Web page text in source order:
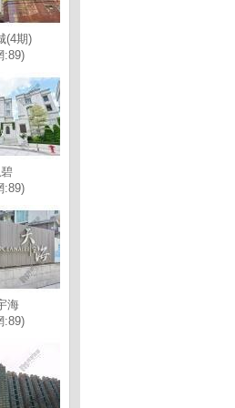
(4期)
:89)
:89)
海
:89)